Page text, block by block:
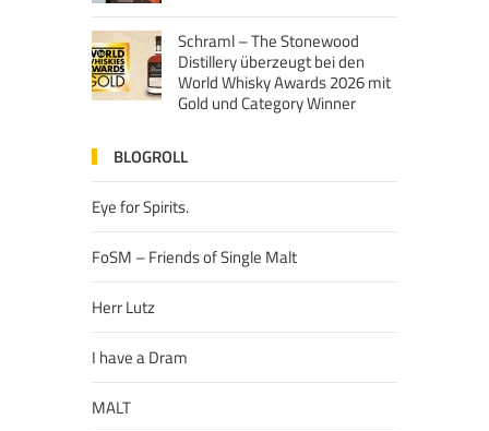
Schraml – The Stonewood
Distillery überzeugt bei den
World Whisky Awards 2026 mit
Gold und Category Winner
BLOGROLL
Eye for Spirits.
FoSM – Friends of Single Malt
Herr Lutz
I have a Dram
MALT